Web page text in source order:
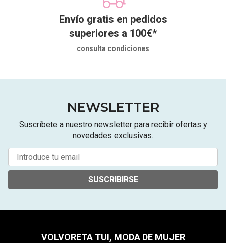
Envío gratis en pedidos
superiores a 100€*
consulta condiciones
NEWSLETTER
Suscríbete a nuestro newsletter para recibir ofertas y
novedades exclusivas.
SUSCRIBIRSE
VOLVORETA TUI, MODA DE MUJER